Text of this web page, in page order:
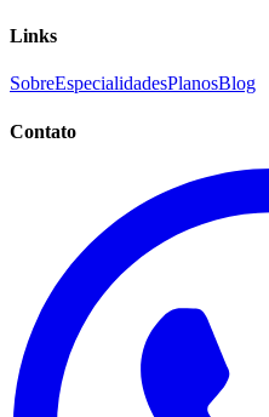
Links
SobreEspecialidadesPlanosBlog
Contato